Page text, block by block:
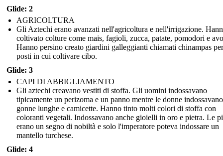
Glide: 2
AGRICOLTURA
Gli Aztechi erano avanzati nell'agricoltura e nell'irrigazione.
coltivato colture come mais, fagioli, zucca, patate, pomodori e
Hanno persino creato giardini galleggianti chiamati chinampas
posti in cui coltivare cibo.
Glide: 3
CAPI DI ABBIGLIAMENTO
Gli aztechi creavano vestiti di stoffa. Gli uomini indossavano
tipicamente un perizoma e un panno mentre le donne indossavano
gonne lunghe e camicette. Hanno tinto molti colori di stoffa con
coloranti vegetali. Indossavano anche gioielli in oro e pietra. Le
erano un segno di nobiltà e solo l'imperatore poteva indossare un
mantello turchese.
Glide: 4